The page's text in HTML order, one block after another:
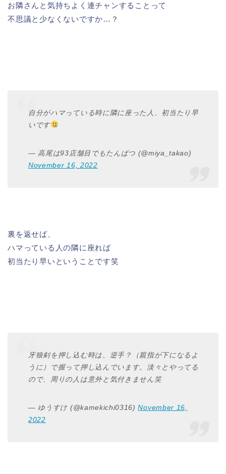
お隣さんと気持ちよく連チャンすることって
不思議と少なくないですか…？
自分がハマっている時に隣に座った人、初当たり早
いです
— 高尾は93店舗目でもたんぱつ (@miya_takao)
November 16, 2022
裏を返せば、
ハマっている人の隣に座れば
初当たり早いということです笑
牙狼剣を押し込む時は、逆手？（親指が下になるよ
うに）で握って押し込んでいます。淡々とやってる
ので、周りの人は意外と気付きません笑
— ゆうすけ (@kamekichi0316)November 16,
2022